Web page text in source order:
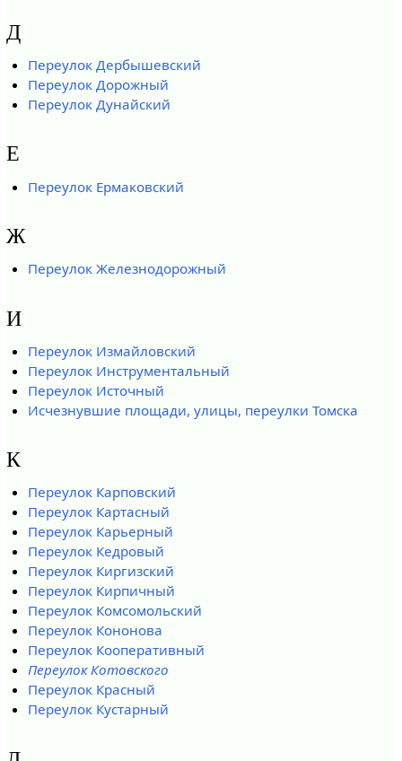
Д
Переулок Дербышевский
Переулок Дорожный
Переулок Дунайский
Е
Переулок Ермаковский
Ж
Переулок Железнодорожный
И
Переулок Измайловский
Переулок Инструментальный
Переулок Источный
Исчезнувшие площади, улицы, переулки Томска
К
Переулок Карповский
Переулок Картасный
Переулок Карьерный
Переулок Кедровый
Переулок Киргизский
Переулок Кирпичный
Переулок Комсомольский
Переулок Кононова
Переулок Кооперативный
Переулок Котовского
Переулок Красный
Переулок Кустарный